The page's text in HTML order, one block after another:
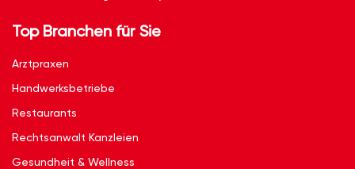
Top Branchen für Sie
Arztpraxen
Handwerksbetriebe
Restaurants
Rechtsanwalt Kanzleien
Gesundheit & Wellness